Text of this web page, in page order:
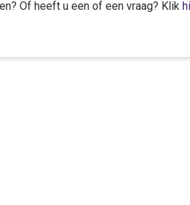
Of heeft u een of een vraag? Klik